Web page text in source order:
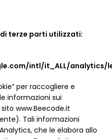
terze parti utilizzati:
intl/it_ALL/analytics/
per raccogliere e
informazioni sui
www.Beecode.it
Tali informazioni
che le elabora allo